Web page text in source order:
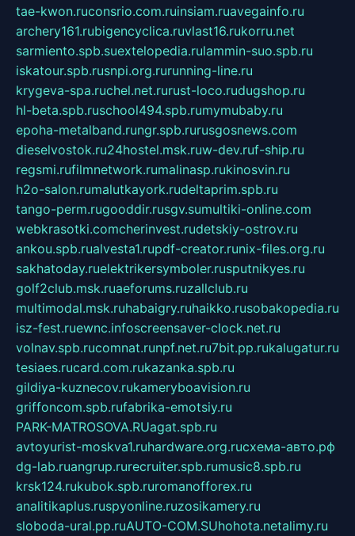
tae-kwon.ruconsrio.com.ruinsiam.ruavegainfo.ru
archery161.rubigencyclica.ruvlast16.rukorru.net
sarmiento.spb.suextelopedia.rulammin-suo.spb.ru
iskatour.spb.rusnpi.org.rurunning-line.ru
krygeva-spa.ruchel.net.rurust-loco.rudugshop.ru
hl-beta.spb.ruschool494.spb.rumymubaby.ru
epoha-metalband.rungr.spb.rurusgosnews.com
dieselvostok.ru24hostel.msk.ruw-dev.ruf-ship.ru
regsmi.rufilmnetwork.rumalinasp.rukinosvin.ru
h2o-salon.rumalutkayork.rudeltaprim.spb.ru
tango-perm.rugooddir.rusgv.sumultiki-online.com
webkrasotki.comcherinvest.rudetskiy-ostrov.ru
ankou.spb.rualvesta1.rupdf-creator.runix-files.org.ru
sakhatoday.ruelektrikersymboler.rusputnikyes.ru
golf2club.msk.ruaeforums.ruzallclub.ru
multimodal.msk.ruhabaigry.ruhaikko.rusobakopedia.ru
isz-fest.ruewnc.infoscreensaver-clock.net.ru
volnav.spb.rucomnat.runpf.net.ru7bit.pp.rukalugatur.ru
tesiaes.rucard.com.rukazanka.spb.ru
gildiya-kuznecov.rukameryboavision.ru
griffoncom.spb.rufabrika-emotsiy.ru
PARK-MATROSOVA.RUagat.spb.ru
avtoyurist-moskva1.ruhardware.org.ruсхема-авто.рф
dg-lab.ruangrup.rurecruiter.spb.rumusic8.spb.ru
krsk124.rukubok.spb.ruromanofforex.ru
analitikaplus.ruspyonline.ruzosikamery.ru
sloboda-ural.pp.ruAUTO-COM.SUhohota.netalimy.ru